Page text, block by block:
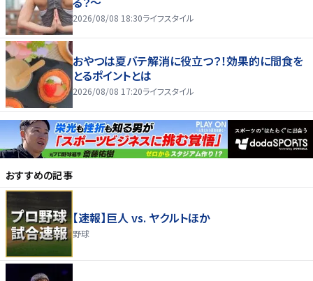
2026/08/08 18:30ライフスタイル
おやつは夏バテ解消に役立つ？！効果的に間食を
とるポイントとは
2026/08/08 17:20ライフスタイル
おすすめの記事
【速報】巨人 vs. ヤクルトほか
野球